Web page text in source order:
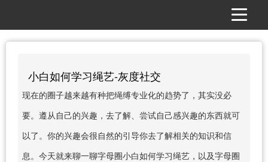
小白如何学习绳艺-灰度社交
现在的圈子越来越有种把绳缚专业化的趋势了，其实没必
要。遵从自己的兴趣，去了解、尝试自己感兴趣的东西就可
以了。你的兴趣会很自然的引导你去了解相关的知识和信
息。今天就来聊一聊字母圈小白如何学习绳艺，以及字母圈